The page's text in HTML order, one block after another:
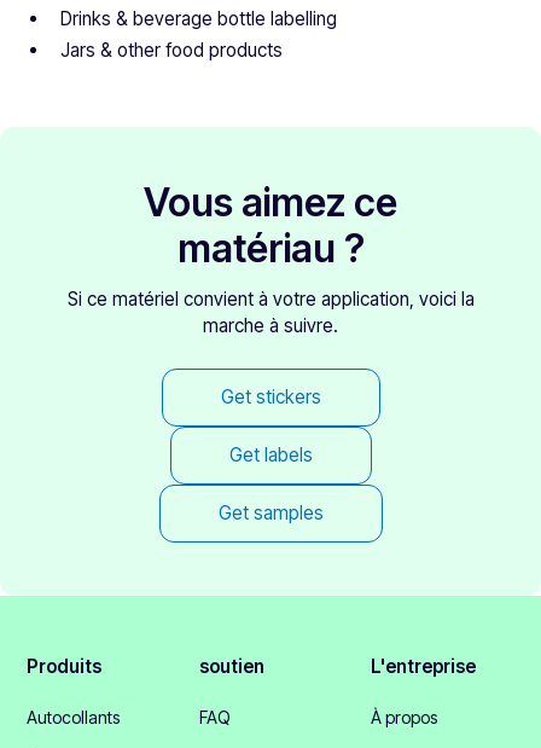
Drinks & beverage bottle labelling
Jars & other food products
Vous aimez ce
matériau ?
Si ce matériel convient à votre application, voici la
marche à suivre.
Get stickers
Get labels
Get samples
Produits
Autocollants
soutien
FAQ
L'entreprise
À propos